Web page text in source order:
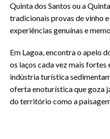
Quinta dos Santos ou a
tradicionais provas de vinho e
experiências genuínas e
Em Lagoa, encontra o apelo
os laços cada vez mais
indústria turística
oferta enoturística que goza
do território como a